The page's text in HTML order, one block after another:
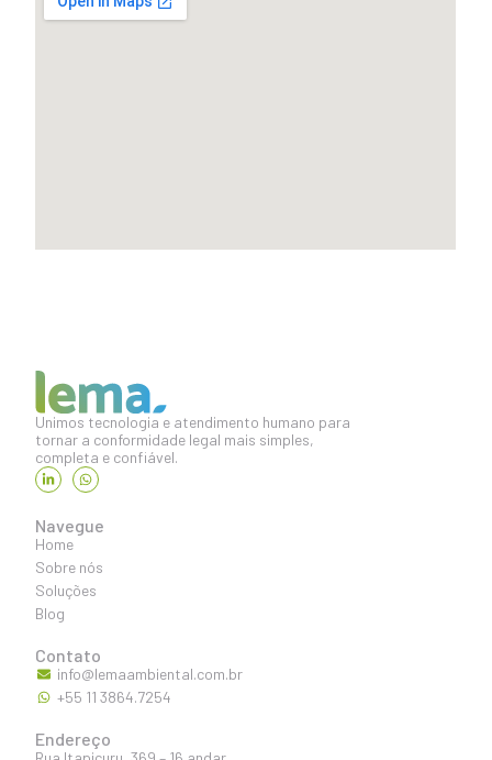
Unimos tecnologia e atendimento humano para
tornar a conformidade legal mais simples,
completa e confiável.
Navegue
Home
Sobre nós
Soluções
Blog
Contato
info@lemaambiental.com.br
+55 11 3864.7254
Endereço